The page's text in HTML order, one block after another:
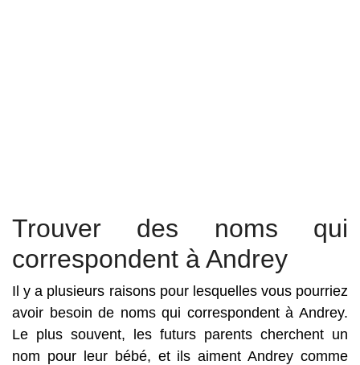
Trouver des noms qui
correspondent à Andrey
Il y a plusieurs raisons pour lesquelles vous pourriez
avoir besoin de noms qui correspondent à Andrey.
Le plus souvent, les futurs parents cherchent un
nom pour leur bébé, et ils aiment Andrey comme